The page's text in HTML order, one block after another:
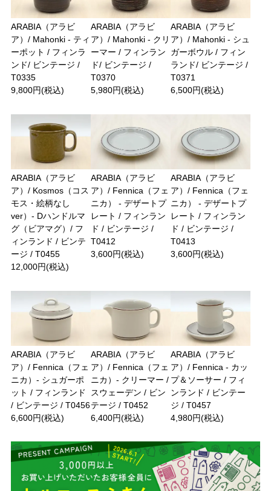
ARABIA（アラビ
ア）/ Mahonki - ティ
ーポット / フィンラ
ンド/ ビンテージ /
T0335
9,800円(税込)
ARABIA（アラビ
ア）/ Mahonki - クリ
ーマー / フィンラン
ド/ ビンテージ /
T0370
5,980円(税込)
ARABIA（アラビ
ア）/ Mahonki - シュ
ガーボウル / フィン
ランド/ ビンテージ /
T0371
6,500円(税込)
ARABIA（アラビ
ア）/ Kosmos（コス
モス・絵柄なし
ver）- Dハンドルマ
グ（ビアマグ）/ フ
ィンランド / ビンテ
ージ / T0455
12,000円(税込)
ARABIA（アラビ
ア）/ Fennica（フェ
ニカ） - デザートプ
レート / フィンラン
ド / ビンテージ /
T0412
3,600円(税込)
ARABIA（アラビ
ア）/ Fennica（フェ
ニカ） - デザートプ
レート / フィンラン
ド / ビンテージ /
T0413
3,600円(税込)
ARABIA（アラビ
ア）/ Fennica（フェ
ニカ）- シュガーポ
ット / フィンランド
/ ビンテージ / T0456
6,600円(税込)
ARABIA（アラビ
ア）/ Fennica（フェ
ニカ）- クリーマー /
スウェーデン / ビン
テージ / T0452
6,400円(税込)
ARABIA（アラビ
ア）/ Fennica - カッ
プ＆ソーサー / フィ
ンランド / ビンテー
ジ / T0457
4,980円(税込)